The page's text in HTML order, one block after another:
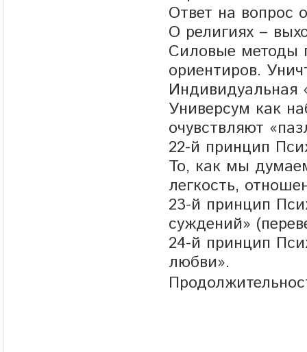
Ответ на вопрос
О религиях –
Силовые методы
ориентиров.
Индивидуальная
Универсум как
очувствляют
22-й принцип
То, как мы
легкость,
23-й принцип
суждений»
24-й принцип
любви».